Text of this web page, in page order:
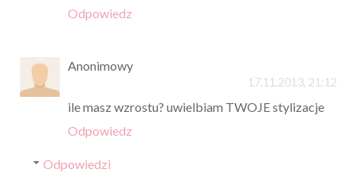
Odpowiedz
Anonimowy
17.11.2013, 21:12
ile masz wzrostu? uwielbiam TWOJE stylizacje
Odpowiedz
Odpowiedzi